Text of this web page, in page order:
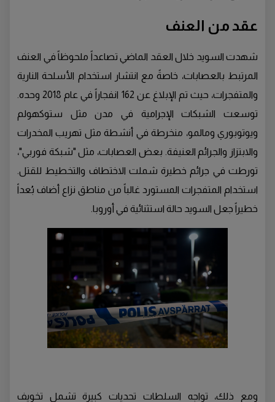
عقد من العنف
شهدت السويد خلال العقد الماضي تصاعداً ملحوظاً في العنف
المرتبط بالعصابات، خاصةً مع انتشار استخدام الأسلحة النارية
والمتفجرات، حيث تم الإبلاغ عن 162 انفجاراً في عام 2018 وحده.
توسعت الشبكات الإجرامية في مدن مثل ستوكهولم
ويوتوبوري ومالمو، منخرطة في أنشطة مثل تهريب المخدرات
والابتزاز والجرائم العنيفة. بعض العصابات، مثل "شبكة فوربي"،
تورطت في جرائم خطيرة شملت الاختطاف والتخطيط للقتل.
استخدام المتفجرات المستورد غالباً من مناطق نزاع أضاف بُعداً
خطيراً جعل السويد حالة استثنائية في أوروبا.
ومع ذلك، تواجه السلطات تحديات كبيرة تشمل تخويف